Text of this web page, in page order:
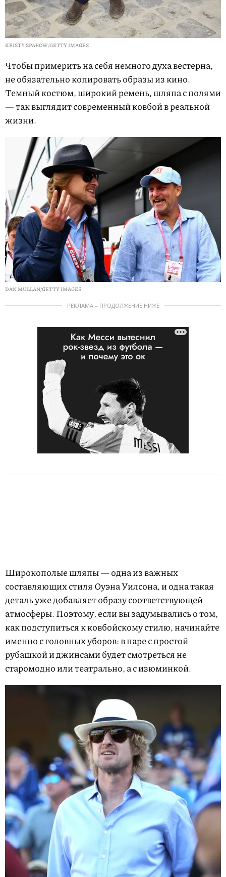
KRISTY SPAROW/GETTY IMAGES
Чтобы примерить на себя немного духа вестерна,
не обязательно копировать образы из кино.
Темный костюм, широкий ремень, шляпа с полями
— так выглядит современный ковбой в реальной
жизни.
DAN MULLAN/GETTY IMAGES
РЕКЛАМА – ПРОДОЛЖЕНИЕ НИЖЕ
Широкополые шляпы — одна из важных
составляющих стиля Оуэна Уилсона, и одна такая
деталь уже добавляет образу соответствующей
атмосферы. Поэтому, если вы задумывались о том,
как подступиться к ковбойскому стилю, начинайте
именно с головных уборов: в паре с простой
рубашкой и джинсами будет смотреться не
старомодно или театрально, а с изюминкой.